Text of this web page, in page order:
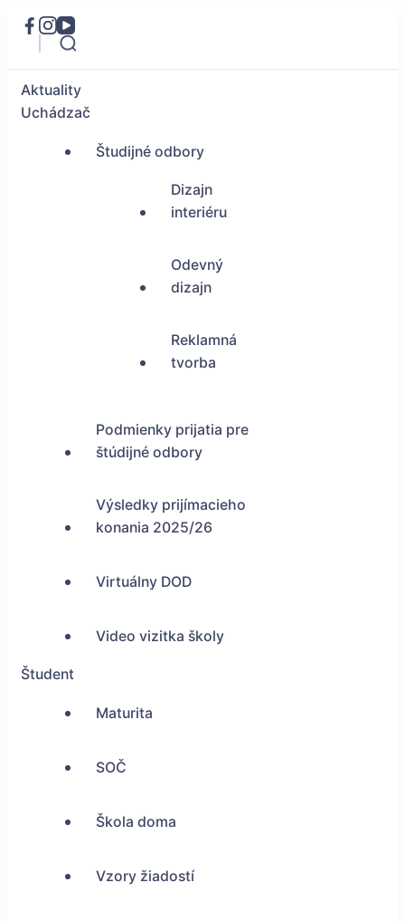
Aktuality
Uchádzač
Študijné odbory
Dizajn
interiéru
Odevný
dizajn
Reklamná
tvorba
Podmienky prijatia pre
štúdijné odbory
Výsledky prijímacieho
konania 2025/26
Virtuálny DOD
Video vizitka školy
Študent
Maturita
SOČ
Škola doma
Vzory žiadostí